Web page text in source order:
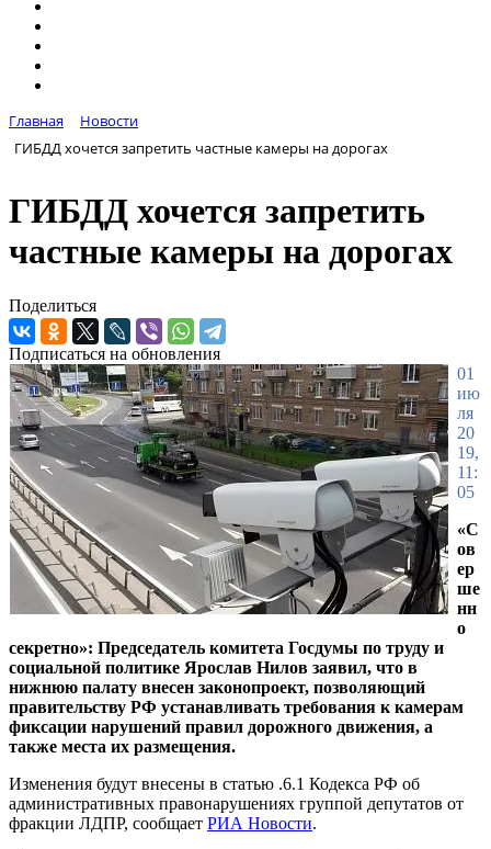
Главная
Новости
ГИБДД хочется запретить частные камеры на дорогах
ГИБДД хочется запретить
частные камеры на дорогах
Поделиться
Подписаться на обновления
01
ию
ля
20
19,
11:
05
«С
ов
ер
ше
нн
о
секретно»: Председатель комитета Госдумы по труду и
социальной политике Ярослав Нилов заявил, что в
нижнюю палату внесен законопроект, позволяющий
правительству РФ устанавливать требования к камерам
фиксации нарушений правил дорожного движения, а
также места их размещения.
Изменения будут внесены в статью .6.1 Кодекса РФ об
административных правонарушениях группой депутатов от
фракции ЛДПР, сообщает РИА Новости.